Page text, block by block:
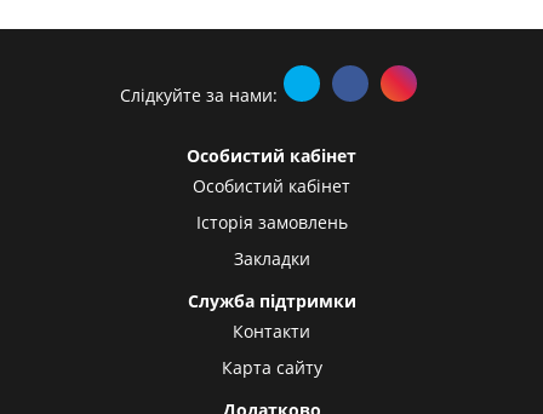
Слідкуйте за нами:
Особистий кабінет
Особистий кабінет
Історія замовлень
Закладки
Служба підтримки
Контакти
Карта сайту